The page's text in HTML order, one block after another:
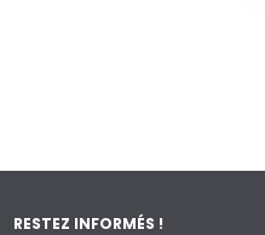
RESTEZ INFORMÉS !